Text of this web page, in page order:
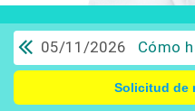
05/11/2026 Cómo hacer que tu
Solicitud de